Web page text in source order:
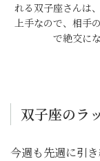
れる双子座さんは
上手なので、相手
で絶交に
双子座のラ
今週も先週に引